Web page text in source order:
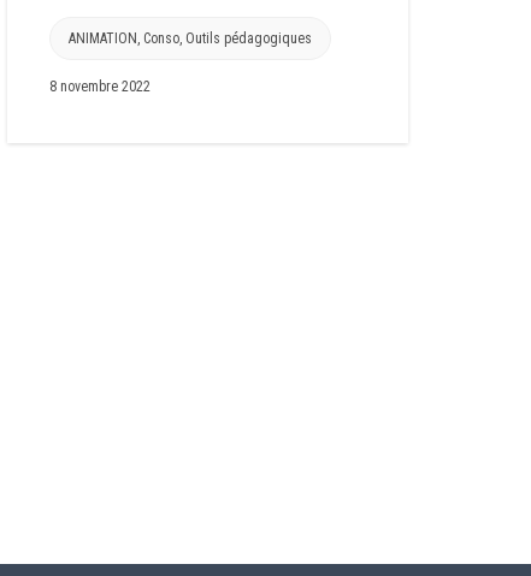
ANIMATION, Conso, Outils pédagogiques
8 novembre 2022